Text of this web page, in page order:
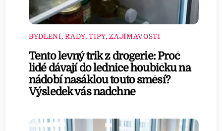
BYDLENÍ,RADY, TIPY, ZAJÍMAVOSTI
Tento levný trik z drogerie: Proč
lidé dávají do lednice houbičku na
nádobí nasáklou touto směsí?
Výsledek vás nadchne